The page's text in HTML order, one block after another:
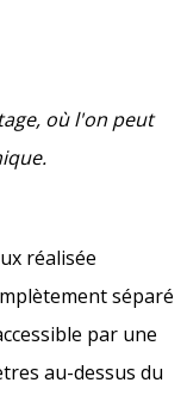
où l'on peut
réalisée
séparé
par une
au-dessus du